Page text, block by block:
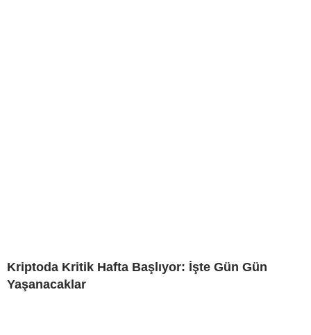
Kriptoda Kritik Hafta Başlıyor: İşte Gün Gün
Yaşanacaklar